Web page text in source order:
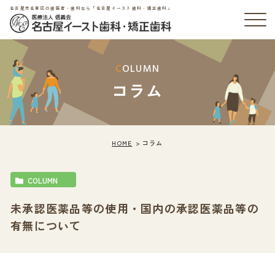
名古屋市名東区の歯医者・歯科なら「名古屋イースト歯科・矯正歯科」
COLUMN
コラム
HOME コラム
COLUMN
未承認医薬品等の使用・国内の承認医薬品等の
有無について